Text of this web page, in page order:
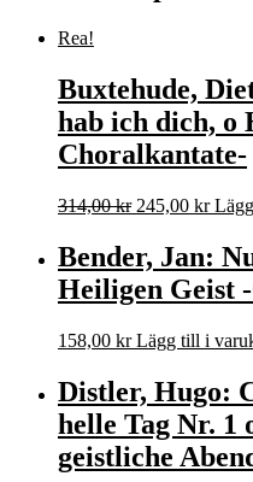
Rea!
Buxtehude,
hab ich dich, o
Choralkantate-
314,00kr Det
priset
var:
314,00 kr.
245,00 krDet
priset
är:
Bender, Jan:
Heiligen Geist
158,00 kr Lägg till i
Distler, Hugo:
helle Tag Nr. 1
geistliche